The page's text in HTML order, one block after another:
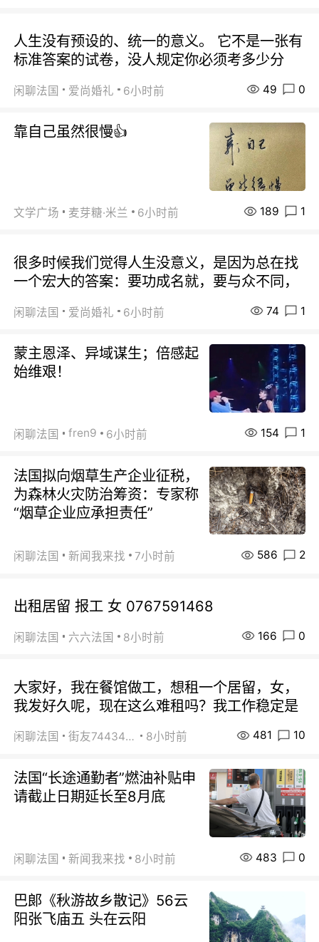
人生没有预设的、统一的意义。 它不是一张有
标准答案的试卷，没人规定你必须考多少分
闲聊法国 爱尚婚礼 6小时前 49 0
靠自己虽然很慢👍
文学广场 麦芽糖·米兰 6小时前 189 1
很多时候我们觉得人生没意义，是因为总在找
一个宏大的答案：要功成名就，要与众不同，
闲聊法国 爱尚婚礼 6小时前 74 1
蒙主恩泽、异域谋生；倍感起
始维艰！
闲聊法国 fren9 6小时前 154 1
法国拟向烟草生产企业征税，
为森林火灾防治筹资：专家称
“烟草企业应承担责任”
闲聊法国 新闻我来找 7小时前 586 2
出租居留 报工 女 0767591468
闲聊法国 六六法国 8小时前 166 0
大家好，我在餐馆做工，想租一个居留，女，
我发好久呢，现在这么难租吗？我工作稳定是
闲聊法国 街友74434350 8小时前 481 10
法国“长途通勤者”燃油补贴申
请截止日期延长至8月底
闲聊法国 新闻我来找 8小时前 483 0
巴郞《秋游故乡散记》56云
阳张飞庙五 头在云阳